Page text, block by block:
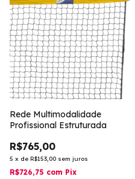
Rede Multimodalidade
Profissional Estruturada
R$765,00
5 x de R$153,00 sem juros
R$726,75 com Pix